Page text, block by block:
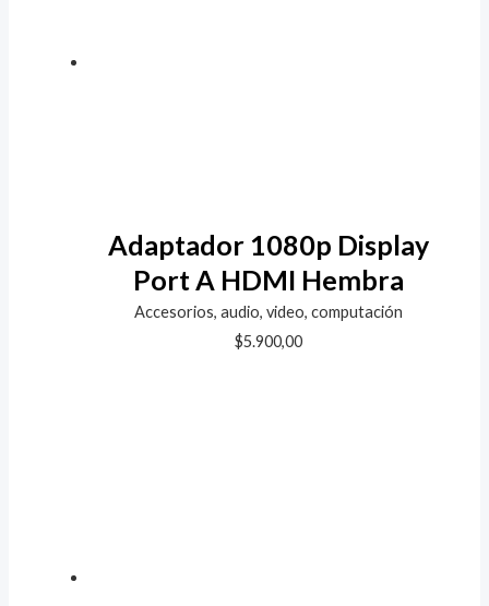
Adaptador 1080p Display
Port A HDMI Hembra
Accesorios, audio, video, computación
$5.900,00